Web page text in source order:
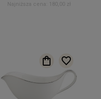
Najniższa cena:
180,00 zł